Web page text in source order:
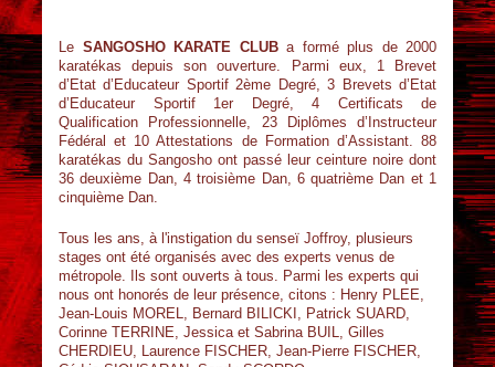
Le SANGOSHO KARATE CLUBa formé plus de 2000
karatékas depuis son ouverture. Parmi eux, 1 Brevet
d’Etat d’Educateur Sportif 2ème Degré, 3 Brevets d’Etat
d’Educateur Sportif 1er Degré, 4 Certificats de
Qualification Professionnelle, 23 Diplômes d’Instructeur
Fédéral et 10 Attestations de Formation d’Assistant. 88
karatékas du Sangosho ont passé leur ceinture noire dont
36 deuxième Dan, 4 troisième Dan, 6 quatrième Dan et 1
cinquième Dan.
Tous les ans, à l'instigation du senseï Joffroy, plusieurs
stages ont été organisés avec des experts venus de
métropole. Ils sont ouverts à tous. Parmi les experts qui
nous ont honorés de leur présence, citons : Henry PLEE,
Jean-Louis MOREL, Bernard BILICKI, Patrick SUARD,
Corinne TERRINE, Jessica et Sabrina BUIL, Gilles
CHERDIEU, Laurence FISCHER, Jean-Pierre FISCHER,